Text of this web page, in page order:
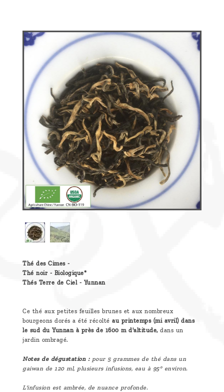
nous ?
Découvrir
Pu'Erh
Comment
votre thé
Contactez-
nous !
Thé des Cimes -
Thé noir - Biologique*
Thés Terre de Ciel - Yunnan
Ce thé aux petites feuilles brunes et aux nombreux
bourgeons dorés a été récolté au printemps (mi avril) dans
le sud du Yunnan à près de 1600 m d'altitude,dans un
jardin ombragé.
Notes de dégustation : pour 5 grammes de thé dans un
gaiwan de 120 ml, plusieurs infusions, eau à 95° environ.
L'infusion est ambrée, de nuance profonde.